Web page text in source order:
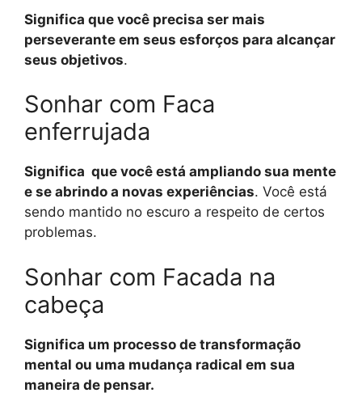
Significa que você precisa ser mais
perseverante em seus esforços para alcançar
seus objetivos.
Sonhar com Faca
enferrujada
Significa que você está ampliando sua mente
e se abrindo a novas experiências. Você está
sendo mantido no escuro a respeito de certos
problemas.
Sonhar com Facada na
cabeça
Significa um processo de transformação
mental ou uma mudança radical em sua
maneira de pensar.